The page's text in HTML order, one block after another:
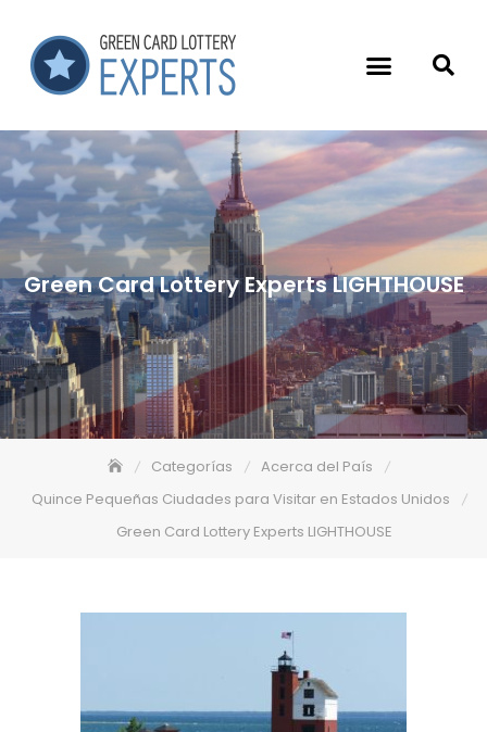
Green Card Lottery Experts LIGHTHOUSE
Categorías
Acerca del País
Quince Pequeñas Ciudades para Visitar en Estados Unidos
Green Card Lottery Experts LIGHTHOUSE